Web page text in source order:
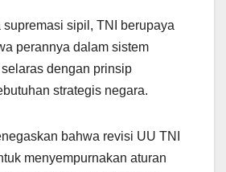
supremasi sipil, TNI berupaya
perannya dalam sistem
dengan prinsip
strategis negara.
bahwa revisi UU TNI
menyempurnakan aturan